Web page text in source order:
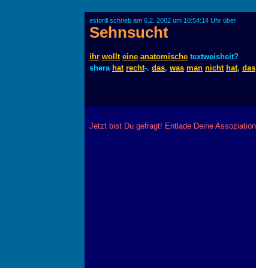
estorill schrieb am 6.2. 2002 um 10:54:14 Uhr über
Sehnsucht
ihr wollt eine anatomische textweisheit?
shera hat recht-. das, was man nicht hat, das
Jetzt bist Du gefragt! Entlade Deine